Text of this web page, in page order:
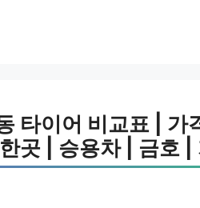
타이어 비교표 | 가
곳 | 승용차 | 금호